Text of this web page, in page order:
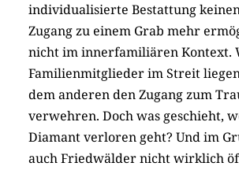
individualisierte Bestattung
Zugang zu einem Grab mehr
nicht im innerfamiliären Kontext.
Familienmitglieder im Streit
dem anderen den Zugang zum
verwehren. Doch was geschieht,
Diamant verloren geht? Und im
auch Friedwälder nicht wirklich